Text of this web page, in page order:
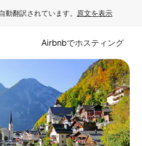
動翻訳されています。 原文を表示
Airbnbでホスティング